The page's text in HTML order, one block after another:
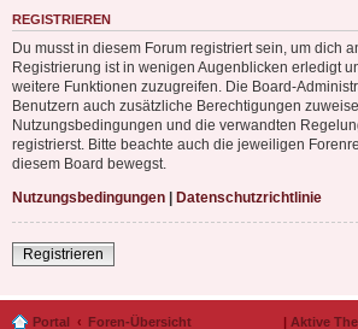
REGISTRIEREN
Du musst in diesem Forum registriert sein, um dich
Registrierung ist in wenigen Augenblicken erledigt
weitere Funktionen zuzugreifen. Die Board-
Benutzern auch zusätzliche Berechtigungen
Nutzungsbedingungen und die verwandten
registrierst. Bitte beachte auch die jeweiligen
diesem Board bewegst.
Nutzungsbedingungen | Datenschutzrichtlinie
Registrieren
Portal Foren-Übersicht | Aktive